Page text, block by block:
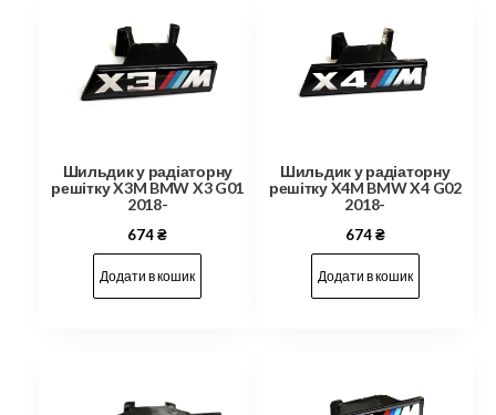
Шильдик у радіаторну
решітку X3M BMW X3 G01
2018-
674₴
Додати в кошик
Шильдик у радіаторну
решітку X4M BMW X4 G02
2018-
674₴
Додати в кошик